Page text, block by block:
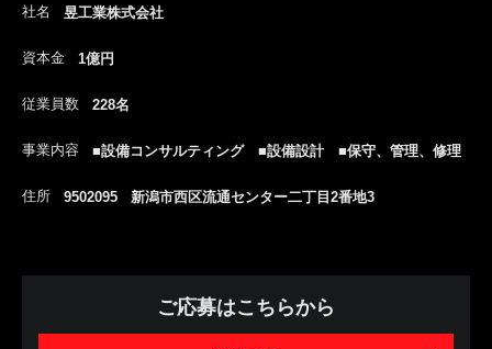
社名 昱工業株式会社
資本金 1億円
従業員数 228名
事業内容 ■設備コンサルティング ■設備設計 ■保守、管理、修理
住所 9502095 新潟市西区流通センター二丁目2番地3
ご応募はこちらから